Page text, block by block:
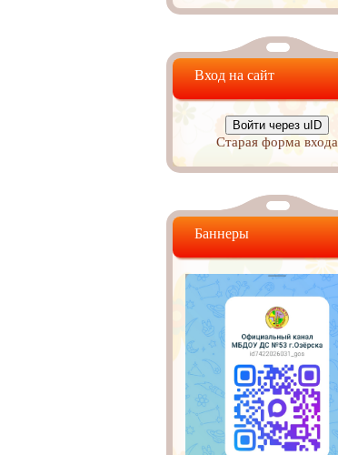
Вход на сайт
Войти через uID
Старая форма входа
Баннеры